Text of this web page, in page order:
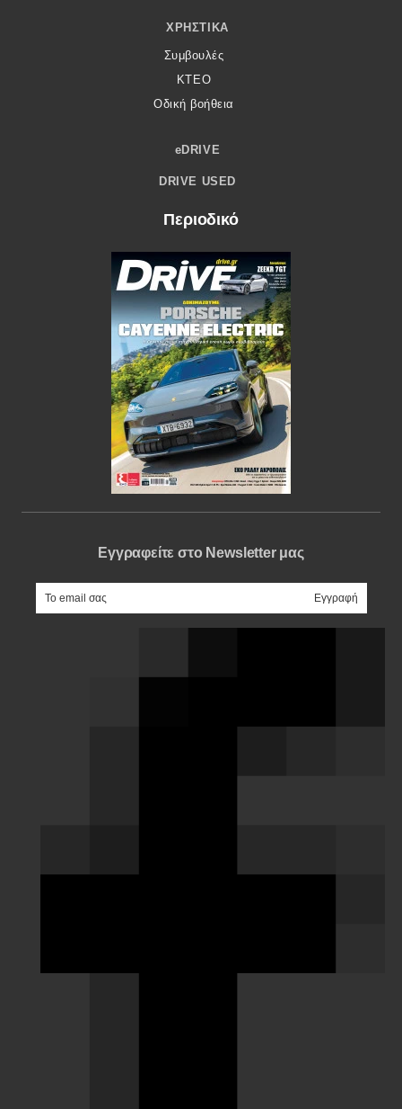
ΧΡΗΣΤΙΚΆ
Συμβουλές
ΚΤΕΟ
Οδική βοήθεια
eDRIVE
DRIVE USED
Περιοδικό
Εγγραφείτε στο Newsletter μας
e-mail